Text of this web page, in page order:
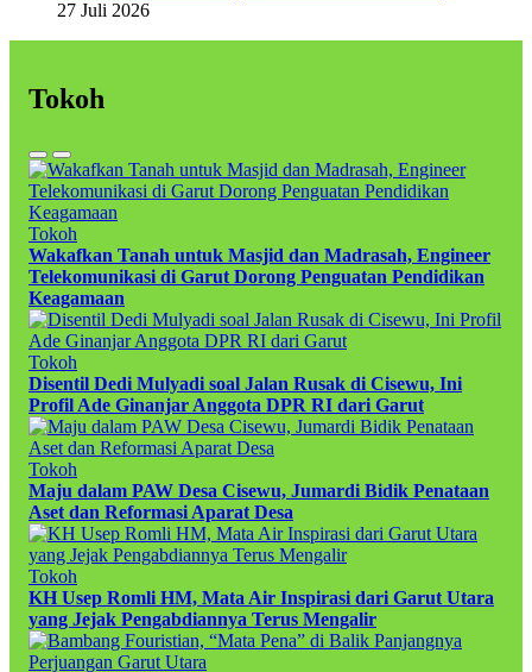
27 Juli 2026
Tokoh
Tokoh
Wakafkan Tanah untuk Masjid dan Madrasah, Engineer
Telekomunikasi di Garut Dorong Penguatan Pendidikan
Keagamaan
Tokoh
Disentil Dedi Mulyadi soal Jalan Rusak di Cisewu, Ini
Profil Ade Ginanjar Anggota DPR RI dari Garut
Tokoh
Maju dalam PAW Desa Cisewu, Jumardi Bidik Penataan
Aset dan Reformasi Aparat Desa
Tokoh
KH Usep Romli HM, Mata Air Inspirasi dari Garut Utara
yang Jejak Pengabdiannya Terus Mengalir